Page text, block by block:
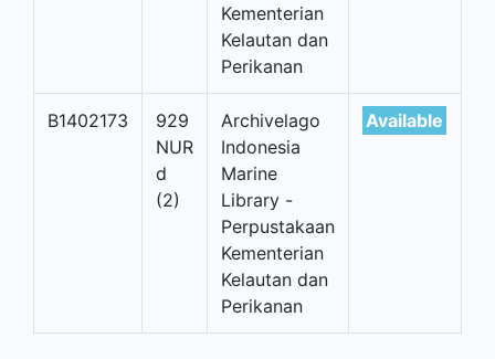
Kementerian
Kelautan dan
Perikanan
B1402173
929
NUR
d
(2)
Archivelago
Indonesia
Marine
Library -
Perpustakaan
Kementerian
Kelautan dan
Perikanan
Available